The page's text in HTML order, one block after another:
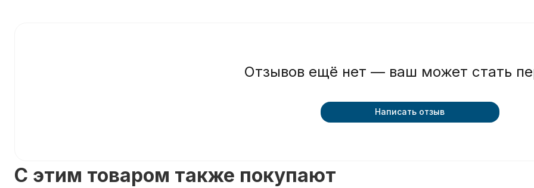
Отзывов ещё нет — ваш может стать
Написать отзыв
C этим товаром также покупают